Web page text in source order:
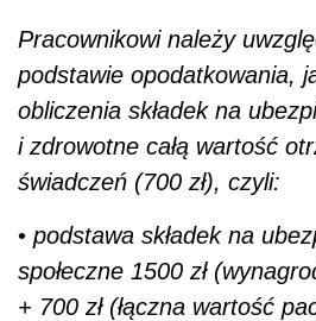
Pracownikowi należy
podstawie opodatkowania,
obliczenia składek na
i zdrowotne całą wartość
świadczeń (700 zł), czyli:
• podstawa składek na
społeczne 1500 zł
+ 700 zł (łączna wartość